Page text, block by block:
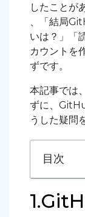
したことが
、「結局
いは？」「
カウントを
ずです。
本記事では
ずに、
うした疑問
目次